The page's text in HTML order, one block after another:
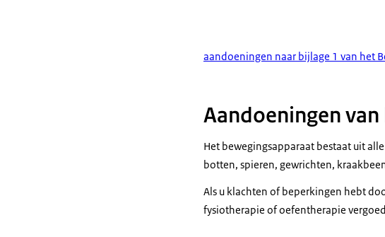
aandoeningen naar bijlage 1 van het
Aandoeningen
Het bewegingsapparaat bestaat uit
botten, spieren, gewrichten,
Als u klachten of beperkingen hebt
fysiotherapie of oefentherapie